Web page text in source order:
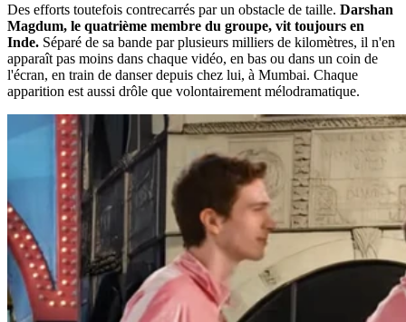
Des efforts toutefois contrecarrés par un obstacle de taille. Darshan
Magdum, le quatrième membre du groupe, vit toujours en
Inde. Séparé de sa bande par plusieurs milliers de kilomètres, il n'en
apparaît pas moins dans chaque vidéo, en bas ou dans un coin de
l'écran, en train de danser depuis chez lui, à Mumbai. Chaque
apparition est aussi drôle que volontairement mélodramatique.